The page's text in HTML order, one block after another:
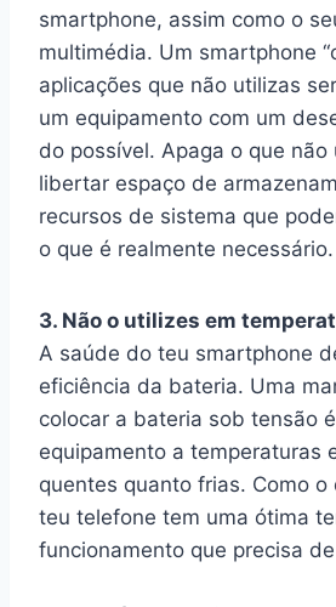
smartphone, assim como o
multimédia. Um smartphone
aplicações que não utilizas
um equipamento com um
do possível. Apaga o que não
libertar espaço de
recursos de sistema que
o que é realmente necessário.
3. Não o utilizes em
A saúde do teu smartphone
eficiência da bateria. Uma
colocar a bateria sob tensão
equipamento a temperaturas
quentes quanto frias. Como o
teu telefone tem uma ótima
funcionamento que precisa